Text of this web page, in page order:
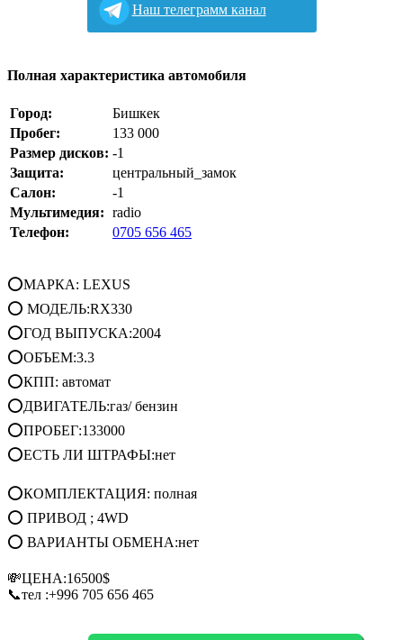
Наш телеграмм канал
Полная характеристика автомобиля
Город:
Бишкек
Пробег:
133 000
Размер дисков: -1
Защита:
центральный_замок
Салон:
-1
Мультимедия: radio
Телефон:
0705 656 465
⭕МАРКА: LEXUS
⭕ МОДЕЛЬ:RX330
⭕ГОД ВЫПУСКА:2004
⭕ОБЪЕМ:3.3
⭕КПП: автомат
⭕ДВИГАТЕЛЬ:газ/ бензин
⭕ПРОБЕГ:133000
⭕ЕСТЬ ЛИ ШТРАФЫ:нет
⭕КОМПЛЕКТАЦИЯ: полная
⭕ ПРИВОД ; 4WD
⭕ ВАРИАНТЫ ОБМЕНА:нет
💸ЦЕНА:16500$
📞тел :+996 705 656 465